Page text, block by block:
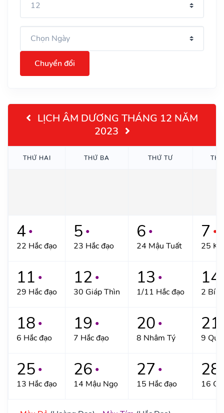
Chuyển đổi
LỊCH ÂM DƯƠNG THÁNG 12 NĂM
2023
THỨ HAI THỨ BA THỨ TƯ
4 ●
22 Hắc đạo
5 ●
23 Hắc đạo
6 ●
24 Mậu Tuất
7 ●
25
11 ●
29 Hắc đạo
12 ●
30 Giáp Thìn
13 ●
1/11 Hắc đạo
14
2
18 ●
6 Hắc đạo
19 ●
7 Hắc đạo
20 ●
8 Nhâm Tý
21
9
25 ●
13 Hắc đạo
26 ●
14 Mậu Ngọ
27 ●
15 Hắc đạo
28
16